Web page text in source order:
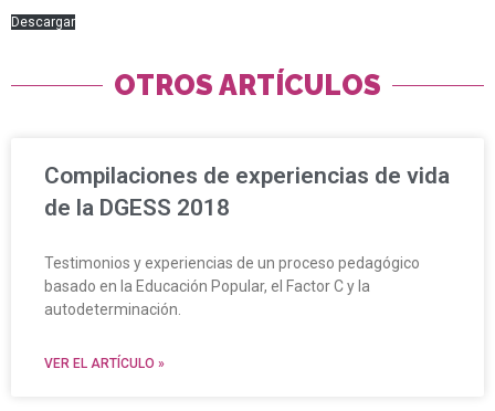
Descargar
OTROS ARTÍCULOS
Compilaciones de experiencias de vida
de la DGESS 2018
Testimonios y experiencias de un proceso pedagógico
basado en la Educación Popular, el Factor C y la
autodeterminación.
VER EL ARTÍCULO »